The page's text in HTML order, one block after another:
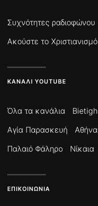
Συχνότητες ραδιοφώνου
Ακούστε το
ΚΑΝΆΛΙ YOUTUBE
Όλα τα κανάλια
Αγία Παρασκευή
Αθήνα
Παλαιό Φάληρο
Νίκαια
ΕΠΙΚΟΙΝΩΝΊΑ